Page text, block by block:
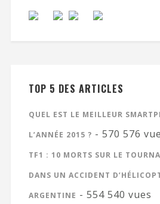
TOP 5 DES ARTICLES
QUEL EST LE MEILLEUR
L’ANNÉE 2015 ? - 570 576
TF1 : 10 MORTS SUR LE
DANS UN ACCIDENT
ARGENTINE - 554 540 vues